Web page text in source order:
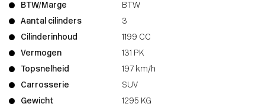
BTW/Marge
BTW
Aantal cilinders
3
Cilinderinhoud
1199 CC
Vermogen
131 PK
Topsnelheid
197 km/h
Carrosserie
SUV
Gewicht
1295 KG